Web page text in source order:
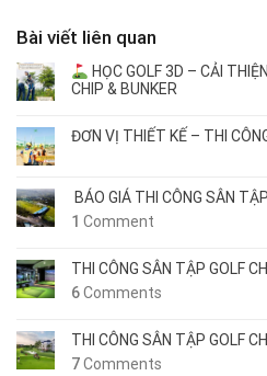
Bài viết liên quan
HỌC GOLF 3D – CẢI
CHIP & BUNKER
ĐƠN VỊ THIẾT KẾ – THI
BÁO GIÁ THI CÔNG SÂN
1 Comment
THI CÔNG SÂN TẬP GOLF
6Comments
THI CÔNG SÂN TẬP GOLF
7Comments